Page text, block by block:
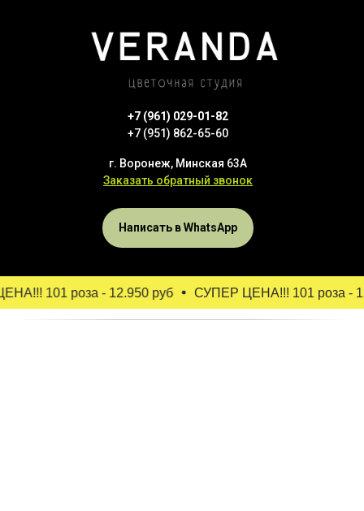
+7 (961) 029-01-82
+7 (951) 862-65-60
г. Воронеж, Минская 63А
Заказать обратный звонок
Написать в WhatsApp
101 роза - 12.950 руб СУПЕР ЦЕНА!!! 101 роза -